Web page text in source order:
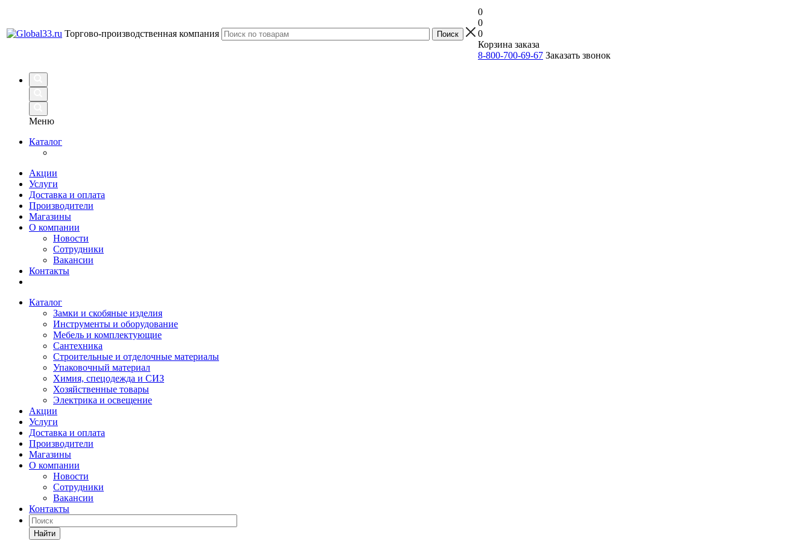
Торгово-производственная компания
0
0
0
Корзина заказа
8-800-700-69-67 Заказать звонок
Меню
Каталог
Акции
Услуги
Доставка и оплата
Производители
Магазины
О компании
Новости
Сотрудники
Вакансии
Контакты
Каталог
Замки и скобяные изделия
Инструменты и оборудование
Мебель и комплектующие
Сантехника
Строительные и отделочные материалы
Упаковочный материал
Химия, спецодежда и СИЗ
Хозяйственные товары
Электрика и освещение
Акции
Услуги
Доставка и оплата
Производители
Магазины
О компании
Новости
Сотрудники
Вакансии
Контакты
Найти